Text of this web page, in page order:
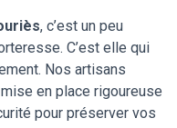
, c’est un peu
C’est elle qui
Nos artisans
en place rigoureuse
pour préserver vos